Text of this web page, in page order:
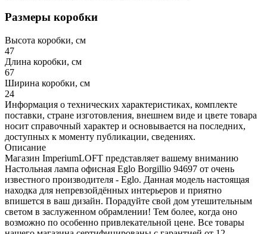
Размеры коробки
Высота коробки, см
47
Длина коробки, см
67
Ширина коробки, см
24
Информация о технических характеристиках, комплекте
поставки, стране изготовления, внешнем виде и цвете товара
носит справочный характер и основывается на последних,
доступных к моменту публикации, сведениях.
Описание
Магазин ImperiumLOFT представляет вашему вниманию
Настольная лампа офисная Eglo Borgillio 94697 от очень
известного производителя - Eglo. Данная модель настоящая
находка для непревзойдённых интерьеров и приятно
впишется в ваш дизайн. Порадуйте свой дом утешительным
светом в заслуженном обрамлении! Тем более, когда оно
возможно по особенно привлекательной цене. Все товары